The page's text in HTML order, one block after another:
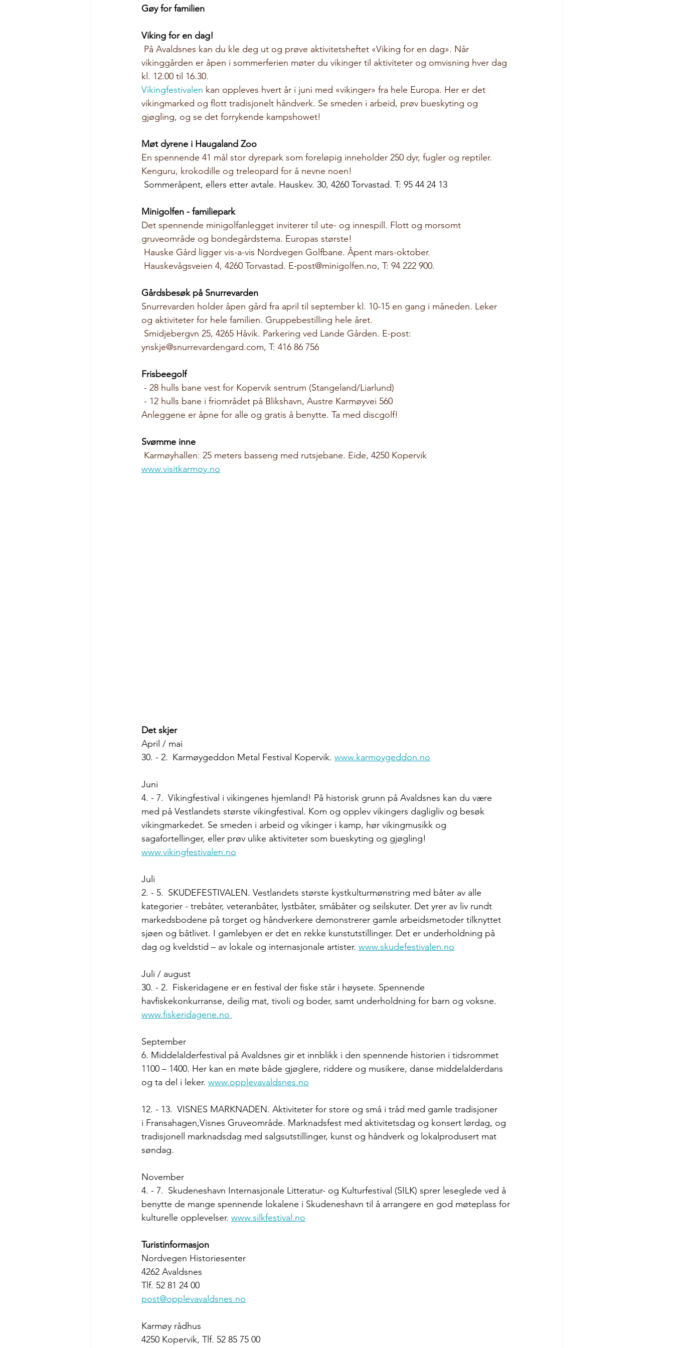
Gøy for familien
Viking for en dag!
På Avaldsnes kan du kle deg ut og prøve aktivitetsheftet «Viking for en dag». Når
vikinggården er åpen i sommerferien møter du vikinger til aktiviteter og omvisning hver dag
kl. 12.00 til 16.30.
Vikingfestivalen kan oppleves hvert år i juni med «vikinger» fra hele Europa. Her er det
vikingmarked og flott tradisjonelt håndverk. Se smeden i arbeid, prøv bueskyting og
gjøgling, og se det forrykende kampshowet!
Møt dyrene i Haugaland Zoo
En spennende 41 mål stor dyrepark som foreløpig inneholder 250 dyr, fugler og reptiler.
Kenguru, krokodille og treleopard for å nevne noen!
Sommeråpent, ellers etter avtale. Hauskev. 30, 4260 Torvastad. T: 95 44 24 13
Minigolfen - familiepark
Det spennende minigolfanlegget inviterer til ute- og innespill. Flott og morsomt
gruveområde og bondegårdstema. Europas største!
Hauske Gård ligger vis-a-vis Nordvegen Golfbane. Åpent mars-oktober.
Hauskevågsveien 4, 4260 Torvastad. E-post@minigolfen.no, T: 94 222 900.
Gårdsbesøk på Snurrevarden
Snurrevarden holder åpen gård fra april til september kl. 10-15 en gang i måneden. Leker
og aktiviteter for hele familien. Gruppebestilling hele året.
Smidjebergvn 25, 4265 Håvik. Parkering ved Lande Gården. E-post:
ynskje@snurrevardengard.com, T: 416 86 756
Frisbeegolf
- 28 hulls bane vest for Kopervik sentrum (Stangeland/Liarlund)
- 12 hulls bane i friområdet på Blikshavn, Austre Karmøyvei 560
Anleggene er åpne for alle og gratis å benytte. Ta med discgolf!
Svømme inne
Karmøyhallen: 25 meters basseng med rutsjebane. Eide, 4250 Kopervik
www.visitkarmoy.no
Det skjer
April / mai
30. - 2. Karmøygeddon Metal Festival Kopervik. www.karmoygeddon.no
Juni
4. - 7. Vikingfestival i vikingenes hjemland! På historisk grunn på Avaldsnes kan du være
med på Vestlandets største vikingfestival. Kom og opplev vikingers dagligliv og besøk
vikingmarkedet. Se smeden i arbeid og vikinger i kamp, hør vikingmusikk og
sagafortellinger, eller prøv ulike aktiviteter som bueskyting og gjøgling!
www.vikingfestivalen.no
Juli
2. - 5. SKUDEFESTIVALEN. Vestlandets største kystkulturmønstring med båter av alle
kategorier - trebåter, veteranbåter, lystbåter, småbåter og seilskuter. Det yrer av liv rundt
markedsbodene på torget og håndverkere demonstrerer gamle arbeidsmetoder tilknyttet
sjøen og båtlivet. I gamlebyen er det en rekke kunstutstillinger. Det er underholdning på
dag og kveldstid – av lokale og internasjonale artister. www.skudefestivalen.no
Juli / august
30. - 2. Fiskeridagene er en festival der fiske står i høysete. Spennende
havfiskekonkurranse, deilig mat, tivoli og boder, samt underholdning for barn og voksne.
www.fiskeridagene.no
September
6. Middelalderfestival på Avaldsnes gir et innblikk i den spennende historien i tidsrommet
1100 – 1400. Her kan en møte både gjøglere, riddere og musikere, danse middelalderdans
og ta del i leker. www.opplevavaldsnes.no
12. - 13. VISNES MARKNADEN. Aktiviteter for store og små i tråd med gamle tradisjoner
i Fransahagen,Visnes Gruveområde. Marknadsfest med aktivitetsdag og konsert lørdag, og
tradisjonell marknadsdag med salgsutstillinger, kunst og håndverk og lokalprodusert mat
søndag.
November
4. - 7. Skudeneshavn Internasjonale Litteratur- og Kulturfestival (SILK) sprer leseglede ved å
benytte de mange spennende lokalene i Skudeneshavn til å arrangere en god møteplass for
kulturelle opplevelser. www.silkfestival.no
Turistinformasjon
Nordvegen Historiesenter
4262 Avaldsnes
Tlf. 52 81 24 00
post@opplevavaldsnes.no
Karmøy rådhus
4250 Kopervik, Tlf. 52 85 75 00